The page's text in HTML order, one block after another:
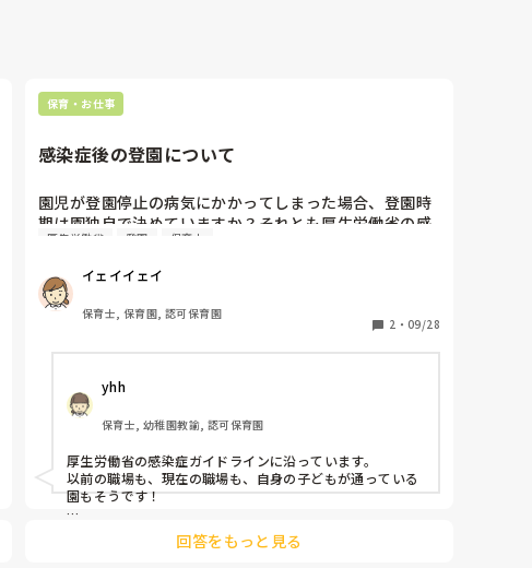
病院でも、今ある症状がなくなったら登園してもいいよとい
う感じが多いですよね。
保育・お仕事
感染症後の登園について
園児が登園停止の病気にかかってしまった場合、登園時
期は園独自で決めていますか？それとも厚生労働省の感
け医の判断なんですが、誰が見てもまだ症状があるのに
登園してきて、小児科の先生が行っていいと言われたで
連れてこられます。まじでやめてほしいです。保育園は
集団の場。しかも運動会前。特に体調管理には気をつけ
ないといけない時期なんですが、これじゃ菌は広がる一
厚生労働省 登園 保育士
イェイイェイ
保育士, 保育園, 認可保育園
2 ・ 09/28
yhh
保育士, 幼稚園教諭, 認可保育園
厚生労働省の感染症ガイドラインに沿っています。
以前の職場も、現在の職場も、自身の子どもが通っている
園もそうです！
まだ症状があるということは、小児科の先生が本当に登園
していいと言っているか疑問ですよね💦
回答をもっと見る